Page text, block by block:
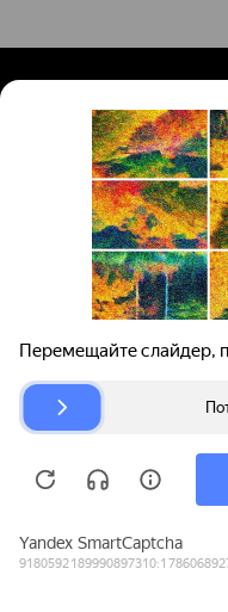
Поиск запчастей
Для автокомпаний
Авторазборки
© bibinet.ru -
Copyright 2010-